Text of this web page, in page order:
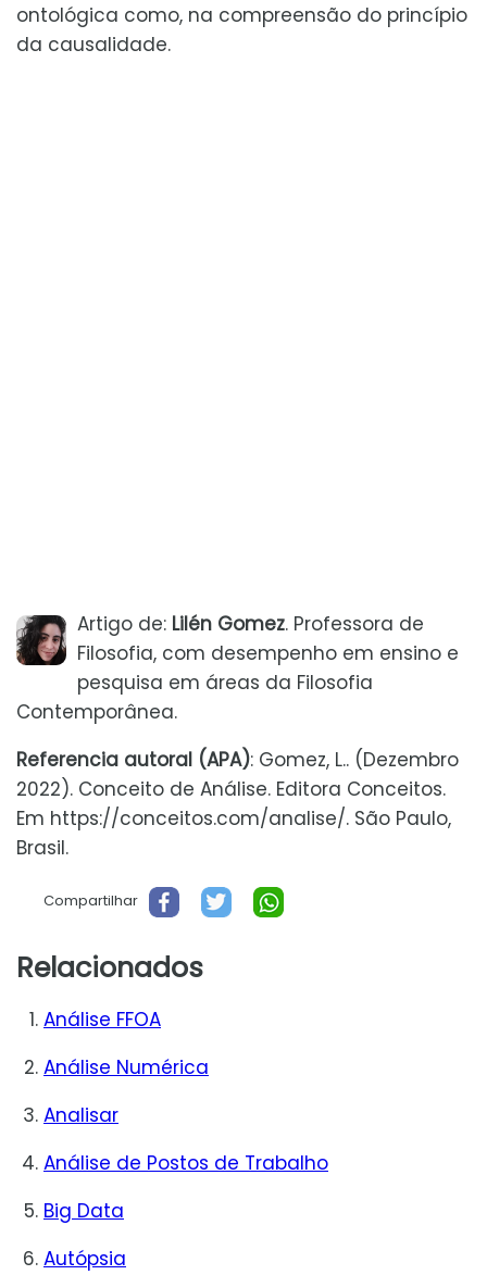
ontológica como, na compreensão do princípio
da causalidade.
Artigo de: Lilén Gomez. Professora de
Filosofia, com desempenho em ensino e
pesquisa em áreas da Filosofia
Contemporânea.
Referencia autoral (APA): Gomez, L.. (Dezembro
2022). Conceito de Análise. Editora Conceitos.
Em https://conceitos.com/analise/. São Paulo,
Brasil.
Compartilhar
Relacionados
Análise FFOA
Análise Numérica
Analisar
Análise de Postos de Trabalho
Big Data
Autópsia